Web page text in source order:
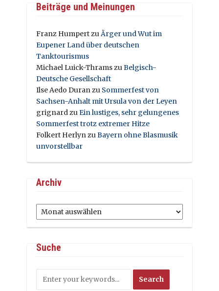
Beiträge und Meinungen
Franz HumpertzuÄrger und Wut im
Eupener Land über deutschen
Tanktourismus
Michael Luick-ThramszuBelgisch-
Deutsche Gesellschaft
Ilse Aedo Duranzu Sommerfest von
Sachsen-Anhalt mit Ursula von der Leyen
grignardzuEin lustiges, sehr gelungenes
Sommerfest trotz extremer Hitze
Folkert HerlynzuBayern ohne Blasmusik
unvorstellbar
Archiv
Archiv
Suche